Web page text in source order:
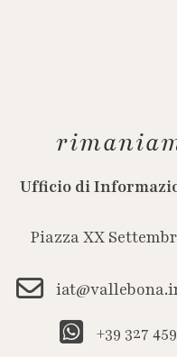
Ufficio di
Piazza XX
+39 327